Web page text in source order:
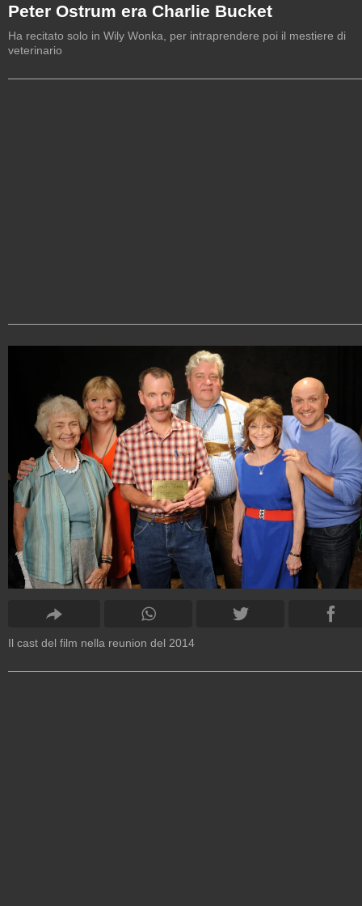
Peter Ostrum era Charlie Bucket
Ha recitato solo in Wily Wonka, per intraprendere poi il mestiere di
veterinario
Il cast del film nella reunion del 2014